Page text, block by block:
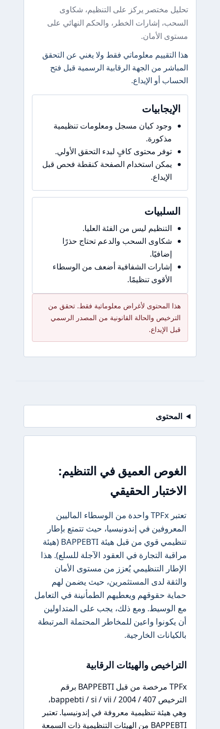
تحليل مختصر يركز على التنظيم، شكاوى
السحب، إشارات الخطر، والحكم النهائي على
مستوى الأمان.
هذا التقييم معلوماتي فقط ولا يغني عن التحقق
المباشر من الجهة الرقابية الرسمية قبل فتح
الحساب أو الإيداع.
الإيجابيات
وجود كيان مسجل ومعلومات تنظيمية
مذكورة.
توفر محتوى كافٍ لبدء التحقق الأولي.
يمكن استخدام الصفحة كنقطة فحص قبل
الإيداع.
السلبيات
التنظيم ليس من الفئة العليا.
شكاوى السحب والدعم تحتاج حذرًا
إضافيًا.
إشارات الشفافية أضعف من الوسطاء
الأقوى تنظيمًا.
هذا المحتوى لأغراض معلوماتية فقط. تحقق من
الترخيص والحالة القانونية من المصدر الرسمي
قبل الإيداع.
المحتوى
الغوص العميق في التنظيم:
الاختبار الحقيقي
تعتبر TPFx واحدة من الوسطاء الماليين
المعروفين في إندونيسيا، حيث تتمتع بإطار
تنظيمي قوي من قبل هيئة BAPPEBTI (هيئة
مراقبة التجارة في العقود الآجلة للسلع). هذا
الإطار التنظيمي يُعزز من مستوى الأمان
والثقة لدى المستثمرين، حيث يضمن لهم
حماية حقوقهم ويعطيهم الطمأنينة في التعامل
مع الوسيط. ومع ذلك، يجب على المتداولين
أن يكونوا واعين للمخاطر المحتملة المرتبطة
بالكيانات الخارجية.
التراخيص والهيئات الرقابية
TPFx مرخصة من قبل BAPPEBTI برقم
الترخيص 407 / bappebti / si / vii / 2004،
وهي هيئة تنظيمية معروفة في إندونيسيا. تعتبر
BAPPEBTI من الهيئات التنظيمية ذات السمعة